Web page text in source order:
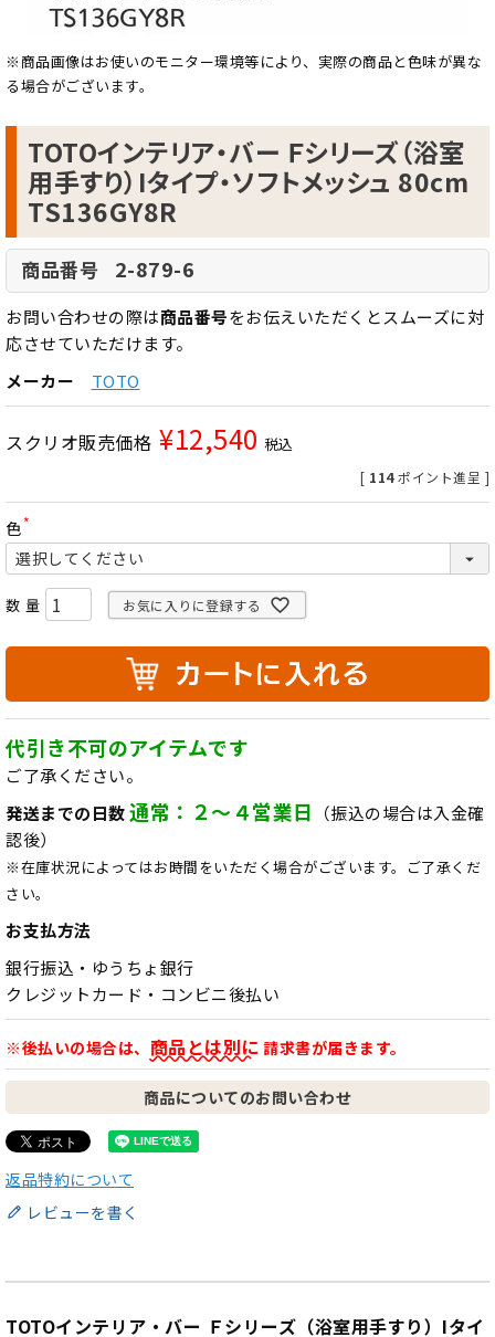
※商品画像はお使いのモニター環境等により、実際の商品と色味が異な
る場合がございます。
TOTOインテリア・バー Ｆシリーズ（浴室
用手すり）Iタイプ・ソフトメッシュ 80cm
TS136GY8R
商品番号 2-879-6
お問い合わせの際は商品番号をお伝えいただくとスムーズに対
応させていただけます。
メーカー
TOTO
スクリオ販売価格 ¥12,540 税込
[ 114 ポイント進呈 ]
色
(
必
須
)
お気に入りに登録する
代引き不可のアイテムです
ご了承ください。
発送までの日数通常：２～４営業日
（振込の場合は入金確
認後）
※在庫状況によってはお時間をいただく場合がございます。ご了承くだ
さい。
お支払方法
銀行振込・ゆうちょ銀行
クレジットカード・コンビニ後払い
※後払いの場合は、 商品とは別に 請求書が届きます。
商品についてのお問い合わせ
返品特約について
レビューを書く
TOTOインテリア・バー Ｆシリーズ（浴室用手すり）Iタイ